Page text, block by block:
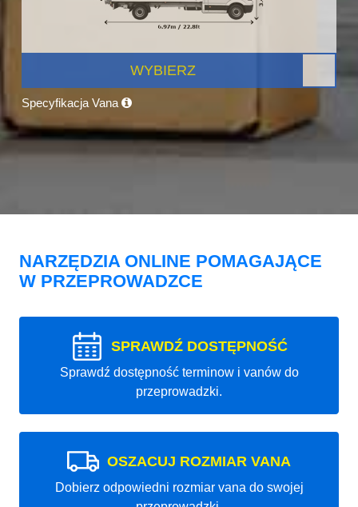
WYBIERZ
Specyfikacja Vana
NARZĘDZIA ONLINE POMAGAJĄCE
W PRZEPROWADZCE
SPRAWDŹ DOSTĘPNOŚĆ
Sprawdź dostępność terminow i vanów do
przeprowadzki.
OSZACUJ ROZMIAR VANA
Dobierz odpowiedni rozmiar vana do swojej